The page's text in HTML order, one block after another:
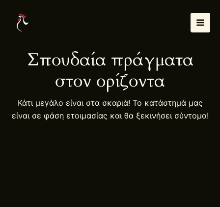
περιεχόμενο
Σπουδαία πράγματα
στον ορίζοντα
Κάτι μεγάλο είναι στα σκαριά! Το κατάστημά μας
είναι σε φάση ετοιμασίας και θα ξεκινήσει σύντομα!